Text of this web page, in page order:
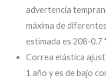
advertencia
máxima de
estimada es 208-0.7
Correa elástica
1 año y es de bajo